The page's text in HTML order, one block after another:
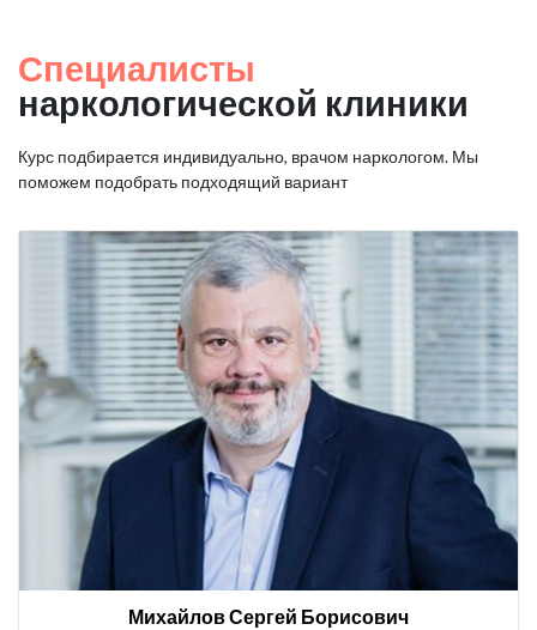
Специалисты
наркологической клиники
Курс подбирается индивидуально, врачом наркологом. Мы
поможем подобрать подходящий вариант
Михайлов Сергей Борисович